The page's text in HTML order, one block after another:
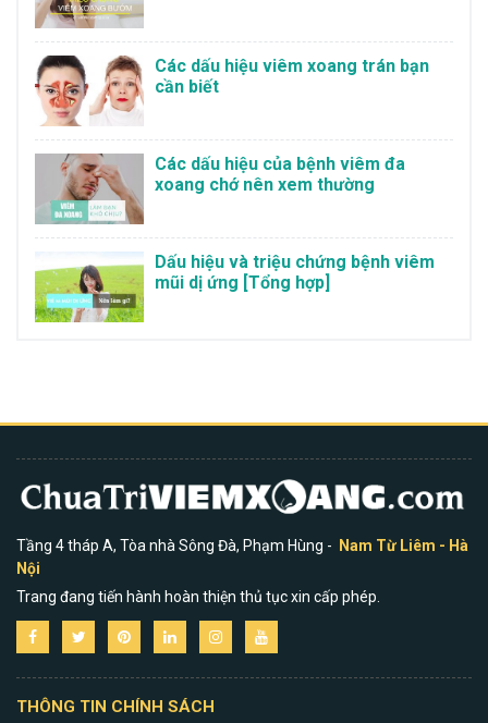
Các dấu hiệu viêm xoang trán bạn
cần biết
Các dấu hiệu của bệnh viêm đa
xoang chớ nên xem thường
Dấu hiệu và triệu chứng bệnh viêm
mũi dị ứng [Tổng hợp]
Tầng 4 tháp A, Tòa nhà Sông Đà, Phạm Hùng -
Nam Từ Liêm - Hà
Nội
Trang đang tiến hành hoàn thiện thủ tục xin cấp phép.
THÔNG TIN CHÍNH SÁCH